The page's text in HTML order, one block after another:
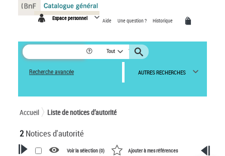
Espace personnel Aide Une question ? Historique
Tout
Recherche avancée AUTRES RECHERCHES
Accueil Liste de notices d’autorité
2Notices d'autorité
Voir la sélection (0) Ajouter à mes références
Panneau de gestion des cookies